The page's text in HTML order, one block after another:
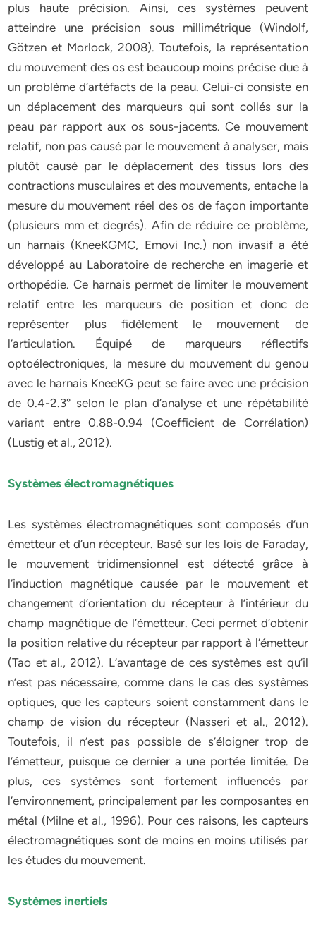
plus haute précision. Ainsi, ces systèmes peuvent
atteindre une précision sous millimétrique (Windolf,
Götzen et Morlock, 2008). Toutefois, la représentation
du mouvement des os est beaucoup moins précise due à
un problème d’artéfacts de la peau. Celui-ci consiste en
un déplacement des marqueurs qui sont collés sur la
peau par rapport aux os sous-jacents. Ce mouvement
relatif, non pas causé par le mouvement à analyser, mais
plutôt causé par le déplacement des tissus lors des
contractions musculaires et des mouvements, entache la
mesure du mouvement réel des os de façon importante
(plusieurs mm et degrés). Afin de réduire ce problème,
un harnais (KneeKGMC, Emovi Inc.) non invasif a été
développé au Laboratoire de recherche en imagerie et
orthopédie. Ce harnais permet de limiter le mouvement
relatif entre les marqueurs de position et donc de
représenter plus fidèlement le mouvement de
l’articulation. Équipé de marqueurs réflectifs
optoélectroniques, la mesure du mouvement du genou
avec le harnais KneeKG peut se faire avec une précision
de 0.4-2.3° selon le plan d’analyse et une répétabilité
variant entre 0.88-0.94 (Coefficient de Corrélation)
(Lustig et al., 2012).
Systèmes électromagnétiques
Les systèmes électromagnétiques sont composés d’un
émetteur et d’un récepteur. Basé sur les lois de Faraday,
le mouvement tridimensionnel est détecté grâce à
l’induction magnétique causée par le mouvement et
changement d’orientation du récepteur à l’intérieur du
champ magnétique de l’émetteur. Ceci permet d’obtenir
la position relative du récepteur par rapport à l’émetteur
(Tao et al., 2012). L’avantage de ces systèmes est qu’il
n’est pas nécessaire, comme dans le cas des systèmes
optiques, que les capteurs soient constamment dans le
champ de vision du récepteur (Nasseri et al., 2012).
Toutefois, il n’est pas possible de s’éloigner trop de
l’émetteur, puisque ce dernier a une portée limitée. De
plus, ces systèmes sont fortement influencés par
l’environnement, principalement par les composantes en
métal (Milne et al., 1996). Pour ces raisons, les capteurs
électromagnétiques sont de moins en moins utilisés par
les études du mouvement.
Systèmes inertiels